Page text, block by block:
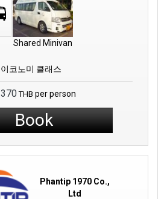
Shared Minivan
이코노미 클래스
370 THB per person
Book
Phantip 1970 Co.,
Ltd